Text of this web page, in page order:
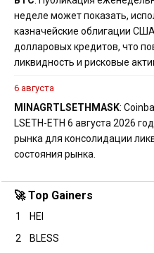
неделе может показать,
казначейские облигации
долларовых кредитов, что
ликвидность и рисковые
6 августа
MINAGRT LSETH MASK:
LSETH-ETH 6 августа 2026
рынка для консолидации
состояния рынка.
🚀 Top Gainers
1 HEI
2
BLESS